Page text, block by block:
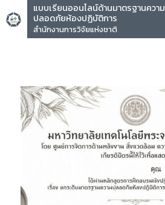
แบบเรียนออนไลน์ด้านมาตรฐานความ
ปลอดภัยห้องปฏิบัติการ
สำนักงานการวิจัยแห่งชาติ
คุณ